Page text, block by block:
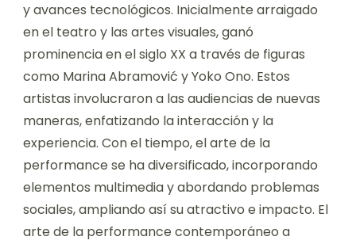
y avances tecnológicos. Inicialmente arraigado
en el teatro y las artes visuales, ganó
prominencia en el siglo XX a través de figuras
como Marina Abramović y Yoko Ono. Estos
artistas involucraron a las audiencias de nuevas
maneras, enfatizando la interacción y la
experiencia. Con el tiempo, el arte de la
performance se ha diversificado, incorporando
elementos multimedia y abordando problemas
sociales, ampliando así su atractivo e impacto. El
arte de la performance contemporáneo a